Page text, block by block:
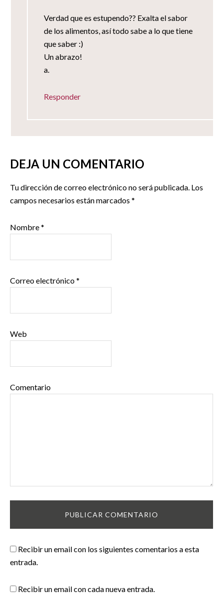
Verdad que es estupendo?? Exalta el sabor
de los alimentos, así todo sabe a lo que tiene
que saber :)
Un abrazo!
a.
Responder
DEJA UN COMENTARIO
Tu dirección de correo electrónico no será publicada. Los
campos necesarios están marcados *
Nombre*
Correo electrónico*
Web
Comentario
Recibir un email con los siguientes comentarios a esta
entrada.
Recibir un email con cada nueva entrada.